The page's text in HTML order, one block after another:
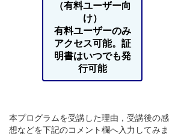
（有料ユーザー向
け）
有料ユーザーのみ
アクセス可能。証
明書はいつでも発
行可能
本プログラムを受講した理由，受講後の感
想などを下記のコメント欄へ入力してみま